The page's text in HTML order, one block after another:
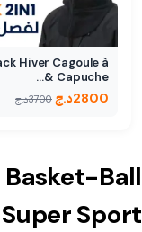
Hiver Cagoule à
Capuche &…
2800د.ج 3700د.ج
Basket-Ball
Super Sport